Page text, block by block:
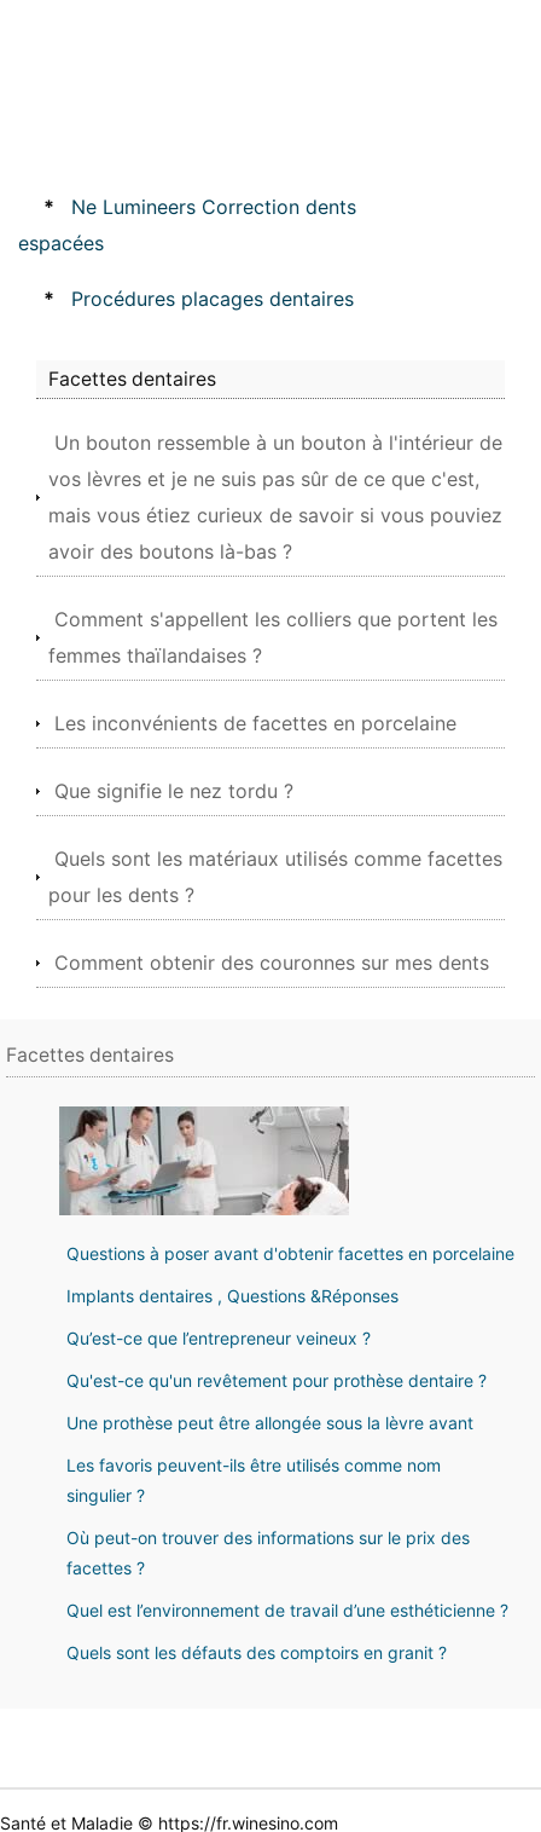
*
Ne Lumineers Correction dents
espacées
* Procédures placages dentaires
Facettes dentaires
Un bouton ressemble à un bouton à l'intérieur de
vos lèvres et je ne suis pas sûr de ce que c'est,
mais vous étiez curieux de savoir si vous pouviez
avoir des boutons là-bas ?
Comment s'appellent les colliers que portent les
femmes thaïlandaises ?
Les inconvénients de facettes en porcelaine
Que signifie le nez tordu ?
Quels sont les matériaux utilisés comme facettes
pour les dents ?
Comment obtenir des couronnes sur mes dents
Facettes dentaires
Questions à poser avant d'obtenir facettes en porcelaine
Implants dentaires , Questions &Réponses
Qu’est-ce que l’entrepreneur veineux ?
Qu'est-ce qu'un revêtement pour prothèse dentaire ?
Une prothèse peut être allongée sous la lèvre avant
Les favoris peuvent-ils être utilisés comme nom
singulier ?
Où peut-on trouver des informations sur le prix des
facettes ?
Quel est l’environnement de travail d’une esthéticienne ?
Quels sont les défauts des comptoirs en granit ?
Santé et Maladie © https://fr.winesino.com